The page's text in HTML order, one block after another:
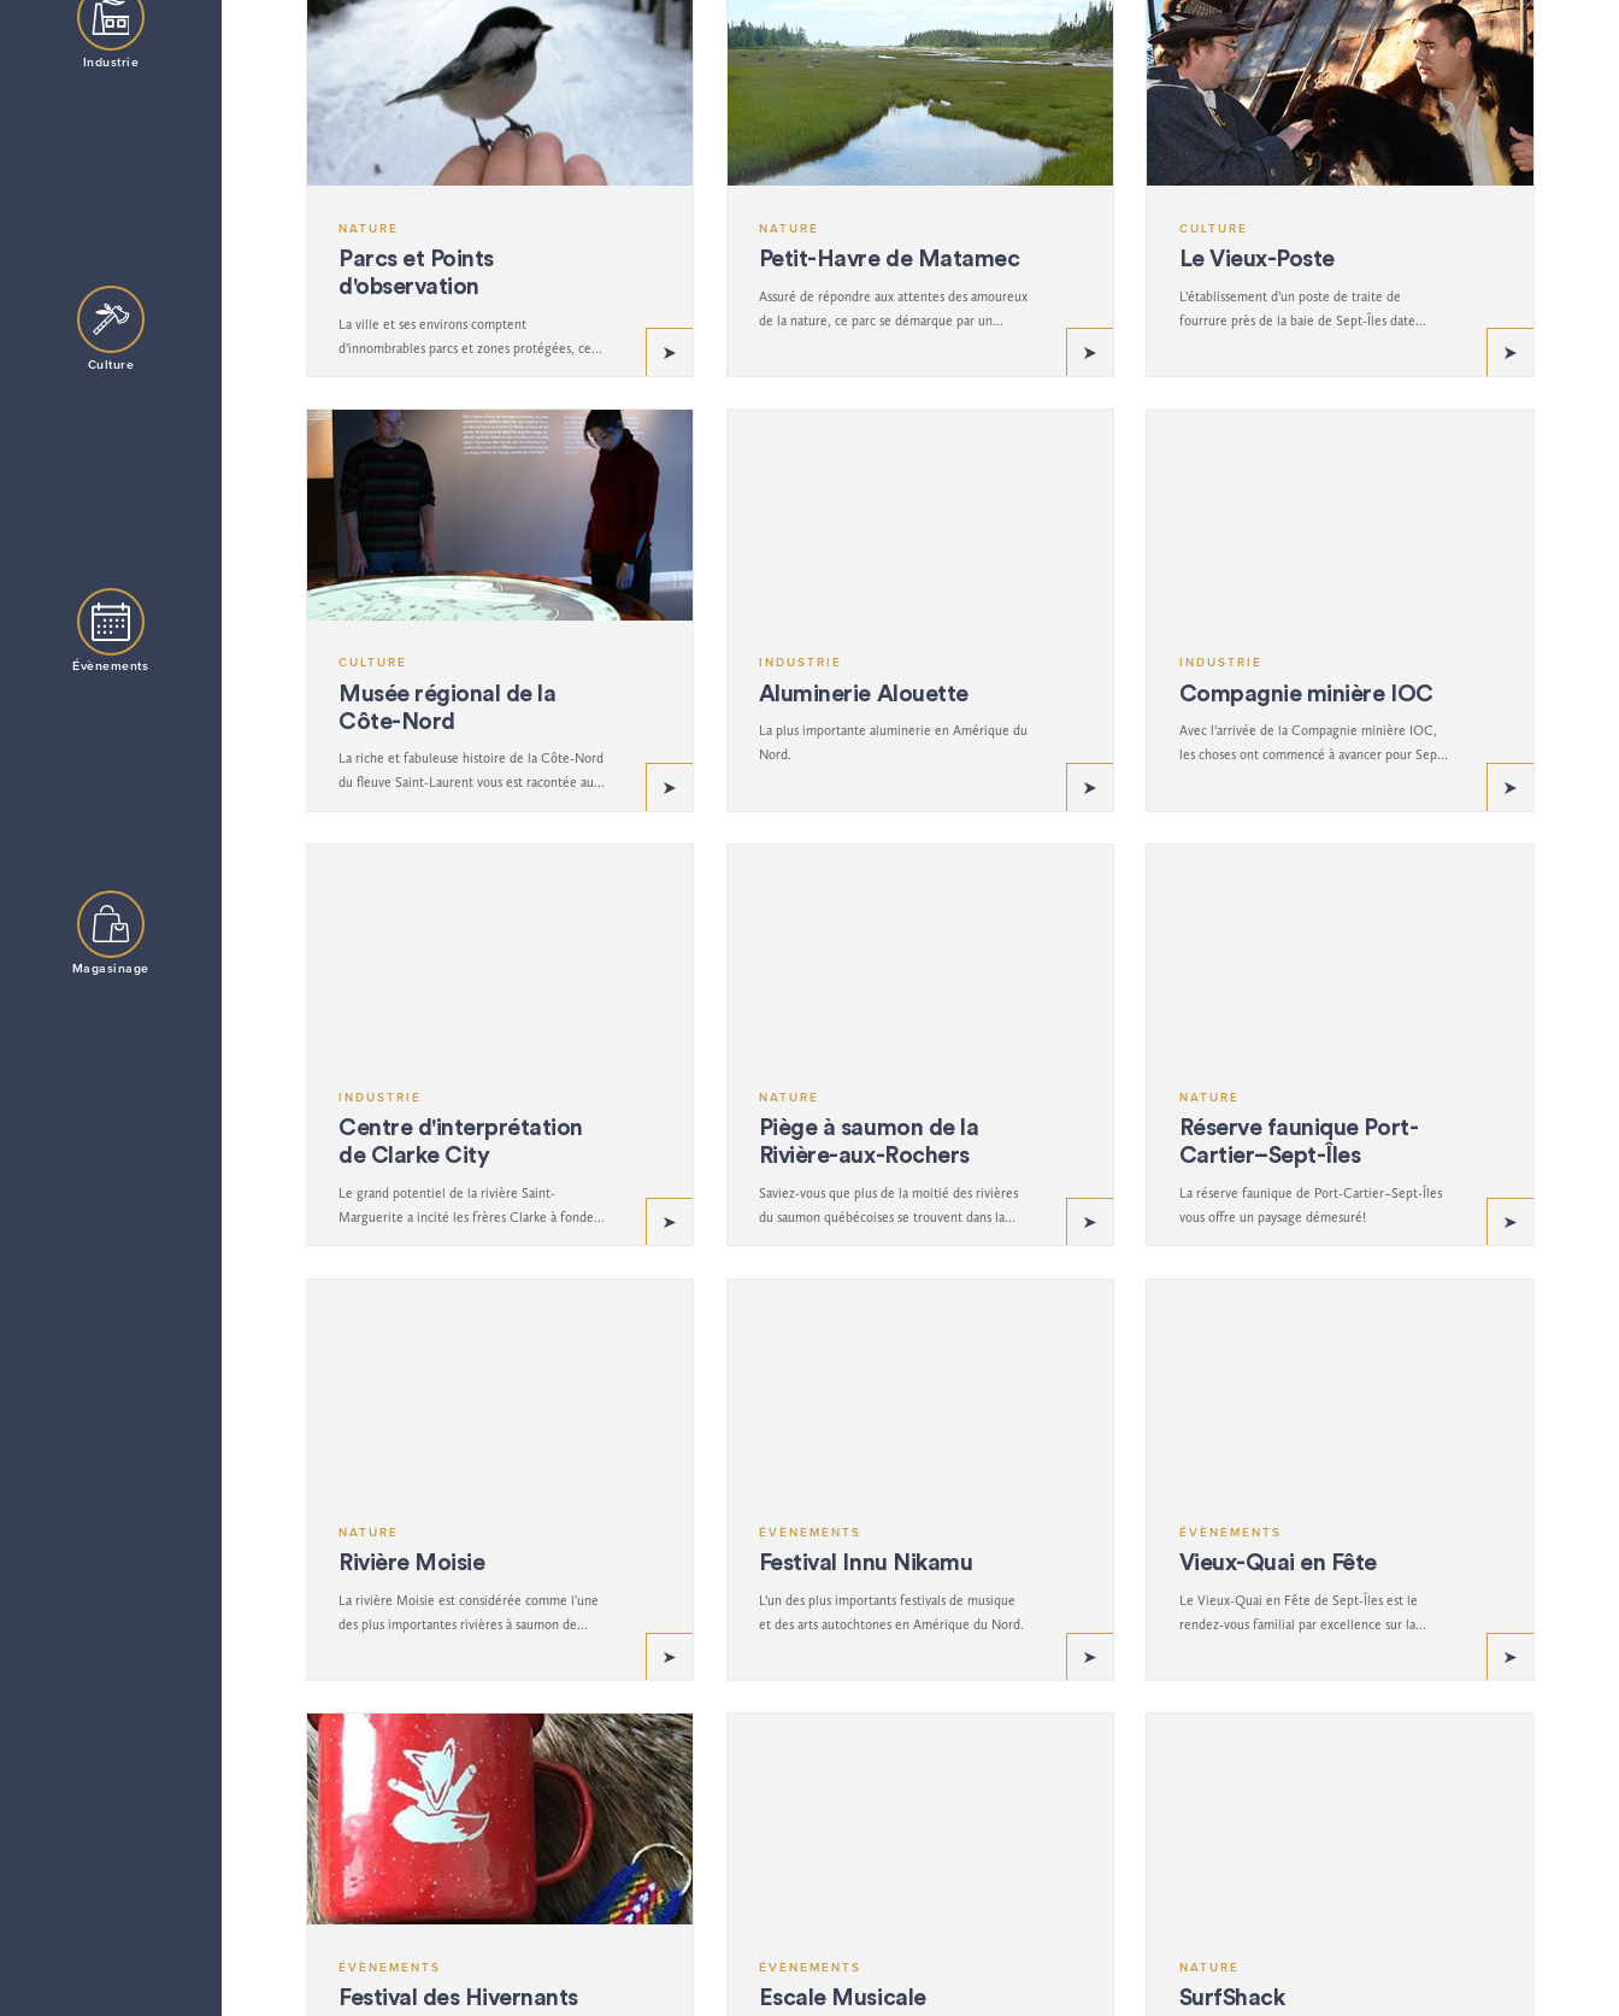
Industrie
Culture
Évènements
Magasinage
NATURE
Parcs et Points
d'observation
La ville et ses environs comptent
d’innombrables parcs et zones protégées, ce
diversité de la forêt et du littoral.
NATURE
Petit-Havre de Matamec
Assuré de répondre aux attentes des amoureux
de la nature, ce parc se démarque par un
CULTURE
Le Vieux-Poste
L’établissement d’un poste de traite de
fourrure près de la baie de Sept-Îles date
CULTURE
Musée régional de la
Côte-Nord
La riche et fabuleuse histoire de la Côte-Nord
du fleuve Saint-Laurent vous est racontée au
INDUSTRIE
Aluminerie Alouette
La plus importante aluminerie en Amérique du
Nord.
INDUSTRIE
Compagnie minière IOC
Avec l’arrivée de la Compagnie minière IOC,
les choses ont commencé à avancer pour Sept-
INDUSTRIE
Centre d'interprétation
de Clarke City
Le grand potentiel de la rivière Saint-
Marguerite a incité les frères Clarke à fonder
NATURE
Piège à saumon de la
Rivière-aux-Rochers
Saviez-vous que plus de la moitié des rivières
du saumon québécoises se trouvent dans la
NATURE
Réserve faunique Port-
Cartier–Sept-Îles
La réserve faunique de Port-Cartier–Sept-Îles
vous offre un paysage démesuré!
NATURE
Rivière Moisie
La rivière Moisie est considérée comme l'une
des plus importantes rivières à saumon de
ÉVÈNEMENTS
Festival Innu Nikamu
L’un des plus importants festivals de musique
et des arts autochtones en Amérique du Nord.
ÉVÈNEMENTS
Vieux-Quai en Fête
Le Vieux-Quai en Fête de Sept-Îles est le
rendez-vous familial par excellence sur la
ÉVÈNEMENTS
Festival des Hivernants
ÉVÈNEMENTS
Escale Musicale
NATURE
SurfShack